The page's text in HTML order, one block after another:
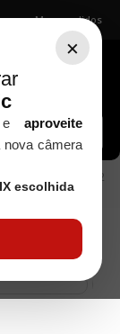
×
e aproveite
câmera
escolhida
Meus pedidos
PIXPRO WPZ2